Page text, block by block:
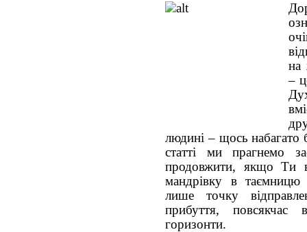
на
–
людині – щось набагато
статті ми прагнемо
продовжити, якщо Ти
мандрівку в
лише точку
прибуття, повсякчас
горизонти.